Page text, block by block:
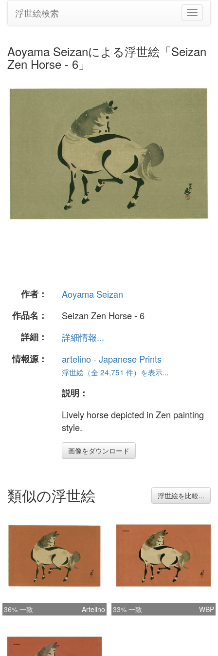
ナ
ビ
シ
切
浮世絵検索
Aoyama Seizanによる浮世絵「Seizan
Zen Horse - 6」
作者：
Aoyama Seizan
作品名：
Seizan Zen Horse - 6
詳細：
詳細情報...
情報源：
artelino - Japanese Prints
浮世絵（全 24,751 件）を表示...
説明：
Lively horse depicted in Zen painting
style.
画像をダウンロード
類似の浮世絵 浮世絵を比較...
36% 一致 Artelino 33% 一致 WBP